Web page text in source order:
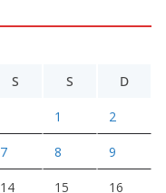
S S D
1 2
7 8 9
14 15 16